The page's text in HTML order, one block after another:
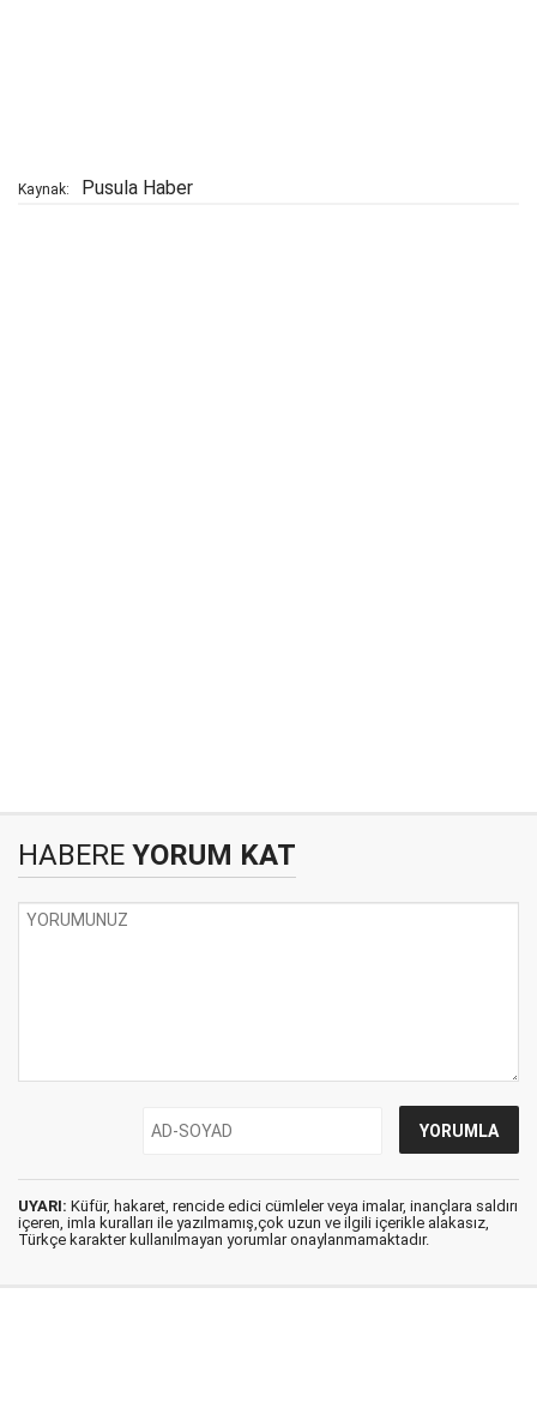
Kaynak: Pusula Haber
HABERE YORUM KAT
UYARI: Küfür, hakaret, rencide edici cümleler veya imalar, inançlara saldırı
içeren, imla kuralları ile yazılmamış,çok uzun ve ilgili içerikle alakasız,
Türkçe karakter kullanılmayan yorumlar onaylanmamaktadır.